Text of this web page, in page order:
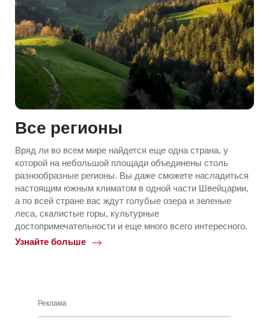
Все регионы
Вряд ли во всем мире найдется еще одна страна, у
которой на небольшой площади объединены столь
разнообразные регионы. Вы даже сможете насладиться
настоящим южным климатом в одной части Швейцарии,
а по всей стране вас ждут голубые озера и зеленые
леса, скалистые горы, культурные
достопримечательности и еще много всего интересного.
Узнайте больше
Common.Of
Реклама